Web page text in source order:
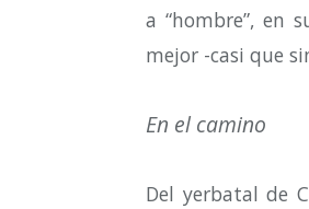
a “hombre”, en
mejor -casi que
En el camino
Del yerbatal de